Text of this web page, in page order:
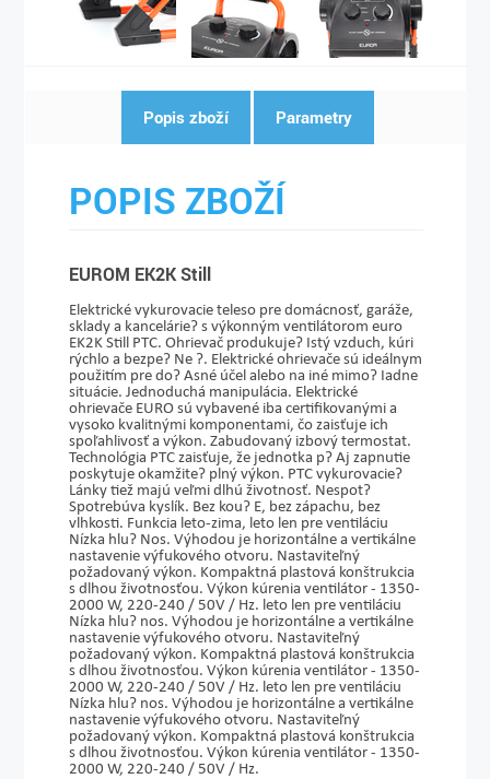
Popis zboží Parametry
POPIS ZBOŽÍ
EUROM EK2K Still
Elektrické vykurovacie teleso pre domácnosť, garáže,
sklady a kancelárie? s výkonným ventilátorom euro
EK2K Still PTC. Ohrievač produkuje? Istý vzduch, kúri
rýchlo a bezpe? Ne ?. Elektrické ohrievače sú ideálnym
použitím pre do? Asné účel alebo na iné mimo? Iadne
situácie. Jednoduchá manipulácia. Elektrické
ohrievače EURO sú vybavené iba certifikovanými a
vysoko kvalitnými komponentami, čo zaisťuje ich
spoľahlivosť a výkon. Zabudovaný izbový termostat.
Technológia PTC zaisťuje, že jednotka p? Aj zapnutie
poskytuje okamžite? plný výkon. PTC vykurovacie?
Lánky tiež majú veľmi dlhú životnosť. Nespot?
Spotrebúva kyslík. Bez kou? E, bez zápachu, bez
vlhkosti. Funkcia leto-zima, leto len pre ventiláciu
Nízka hlu? Nos. Výhodou je horizontálne a vertikálne
nastavenie výfukového otvoru. Nastaviteľný
požadovaný výkon. Kompaktná plastová konštrukcia
s dlhou životnosťou. Výkon kúrenia ventilátor - 1350-
2000 W, 220-240 / 50V / Hz. leto len pre ventiláciu
Nízka hlu? nos. Výhodou je horizontálne a vertikálne
nastavenie výfukového otvoru. Nastaviteľný
požadovaný výkon. Kompaktná plastová konštrukcia
s dlhou životnosťou. Výkon kúrenia ventilátor - 1350-
2000 W, 220-240 / 50V / Hz. leto len pre ventiláciu
Nízka hlu? nos. Výhodou je horizontálne a vertikálne
nastavenie výfukového otvoru. Nastaviteľný
požadovaný výkon. Kompaktná plastová konštrukcia
s dlhou životnosťou. Výkon kúrenia ventilátor - 1350-
2000 W, 220-240 / 50V / Hz.